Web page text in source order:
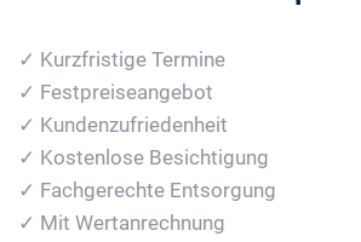
✓ Kurzfristige Termine
✓ Festpreiseangebot
✓ Kundenzufriedenheit
✓ Kostenlose Besichtigung
✓ Fachgerechte Entsorgung
✓ Mit Wertanrechnung